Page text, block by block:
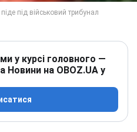
у курсі головного —
Новини на OBOZ.UA у